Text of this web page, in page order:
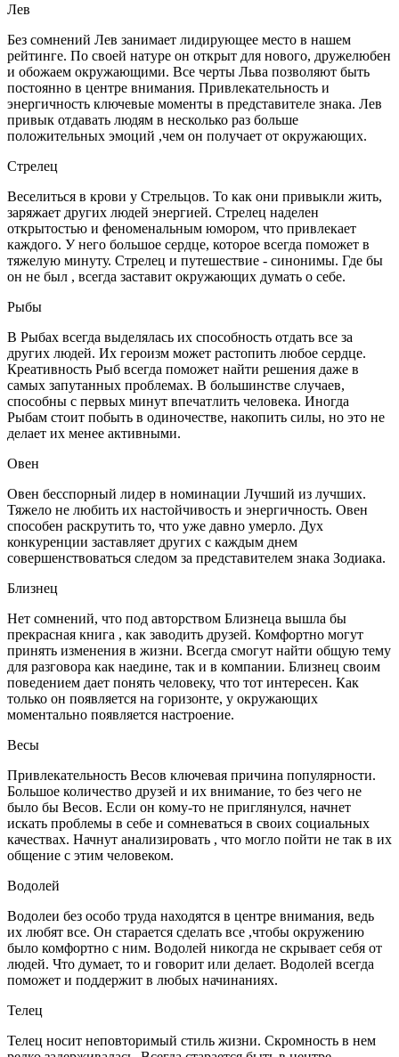
Лев
Без сомнений Лев занимает лидирующее место в нашем
рейтинге. По своей натуре он открыт для нового, дружелюбен
и обожаем окружающими. Все черты Льва позволяют быть
постоянно в центре внимания. Привлекательность и
энергичность ключевые моменты в представителе знака. Лев
привык отдавать людям в несколько раз больше
положительных эмоций ,чем он получает от окружающих.
Стрелец
Веселиться в крови у Стрельцов. То как они привыкли жить,
заряжает других людей энергией. Стрелец наделен
открытостью и феноменальным юмором, что привлекает
каждого. У него большое сердце, которое всегда поможет в
тяжелую минуту. Стрелец и путешествие - синонимы. Где бы
он не был , всегда заставит окружающих думать о себе.
Рыбы
В Рыбах всегда выделялась их способность отдать все за
других людей. Их героизм может растопить любое сердце.
Креативность Рыб всегда поможет найти решения даже в
самых запутанных проблемах. В большинстве случаев,
способны с первых минут впечатлить человека. Иногда
Рыбам стоит побыть в одиночестве, накопить силы, но это не
делает их менее активными.
Овен
Овен бесспорный лидер в номинации Лучший из лучших.
Тяжело не любить их настойчивость и энергичность. Овен
способен раскрутить то, что уже давно умерло. Дух
конкуренции заставляет других с каждым днем
совершенствоваться следом за представителем знака Зодиака.
Близнец
Нет сомнений, что под авторством Близнеца вышла бы
прекрасная книга , как заводить друзей. Комфортно могут
принять изменения в жизни. Всегда смогут найти общую тему
для разговора как наедине, так и в компании. Близнец своим
поведением дает понять человеку, что тот интересен. Как
только он появляется на горизонте, у окружающих
моментально появляется настроение.
Весы
Привлекательность Весов ключевая причина популярности.
Большое количество друзей и их внимание, то без чего не
было бы Весов. Если он кому-то не приглянулся, начнет
искать проблемы в себе и сомневаться в своих социальных
качествах. Начнут анализировать , что могло пойти не так в их
общение с этим человеком.
Водолей
Водолеи без особо труда находятся в центре внимания, ведь
их любят все. Он старается сделать все ,чтобы окружению
было комфортно с ним. Водолей никогда не скрывает себя от
людей. Что думает, то и говорит или делает. Водолей всегда
поможет и поддержит в любых начинаниях.
Телец
Телец носит неповторимый стиль жизни. Скромность в нем